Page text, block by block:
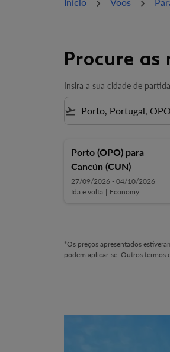
Procure as
Insira a sua cidade de partida
flight_takeoff
Porto (OPO) para
Cancún (CUN)
27/09/2026 - 04/10/2026
Ida e volta | Economy
*Os preços apresentados
podem aplicar-se. Outros termos